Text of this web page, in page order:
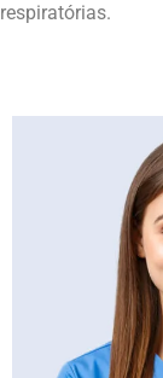
respiratórias.